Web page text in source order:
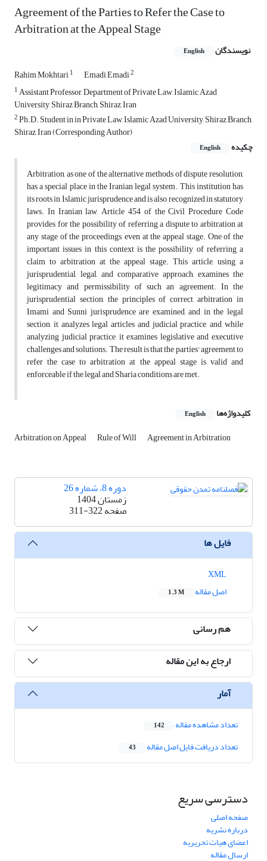
Agreement of the Parties to Refer the Case to
Arbitration at the Appeal Stage
نویسندگان English
Rahim Mokhtari1 Emadi Emadi2
1Assistant Professor, Department of Private Law, Islamic Azad
University, Shiraz Branch, Shiraz, Iran
2Ph.D. Student in in Private Law, Islamic Azad University, Shiraz Branch,
Shiraz, Iran (Corresponding Author)
چکیده
English
Arbitration, as one of the alternative methods of dispute resolution,
has a special place in the Iranian legal system. This institution has
its roots in Islamic jurisprudence and is also recognized in statutory
laws. In Iranian law, Article 454 of the Civil Procedure Code
provides for the possibility of referring a dispute to arbitration at
any stage of the proceedings, even at the appeal stage. One of the
important issues in this context is the possibility of referring a
claim to arbitration at the appeal stage. This article, using a
jurisprudential, legal, and comparative approach, examines the
legitimacy and permissibility of such an agreement. In the
jurisprudential section, the principles of correct arbitration in
Imami and Sunni jurisprudence are examined, and in the legal
section, it analyzes legal articles and judicial practice, and while
analyzing judicial practice, it examines legislative and executive
challenges and solutions. The result is that the parties' agreement to
refer the case to arbitration at the appeal stage is valid and
enforceable if the legal and Sharia conditions are met.
کلیدواژه‌ها English
Arbitration on Appeal Rule of Will Agreement in Arbitration
دوره 8، شماره 26
زمستان 1404
صفحه311-322
فایل ها
اصل مقاله
1.3 M
هم رسانی
ارجاع به این مقاله
آمار
تعداد مشاهده مقاله 142
تعداد دریافت فایل اصل مقاله 43
دسترسی سریع
صفحه اصلی
درباره نشریه
اعضای هیات تحریریه
ارسال مقاله